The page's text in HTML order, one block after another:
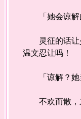
「她会谅解的
灵征的话让少
温文忍让吗！
「谅解？她当
不欢而散，东